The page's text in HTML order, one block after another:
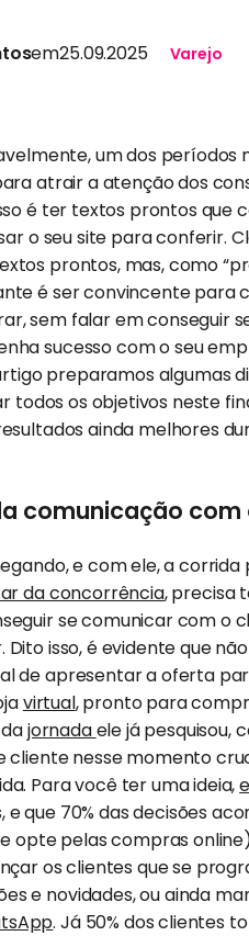
em25.09.2025 Varejo
um dos
atrair a atenção dos
é ter textos prontos que
o seu site para conferir.
prontos, mas, como
é ser convincente para
sem falar em conseguir
sucesso com o seu
preparamos algumas
todos os objetivos neste
ainda melhores
comunicação
e com ele, a
da concorrência, precisa
se comunicar com
isso, é evidente que
de apresentar a oferta
virtual, pronto para
jornadaele já pesquisou,
cliente nesse momento
Para você ter uma ideia,
que 70% das decisões
opte pelas compras
os clientes que se
e novidades, ou ainda
. Já 50% dos clientes